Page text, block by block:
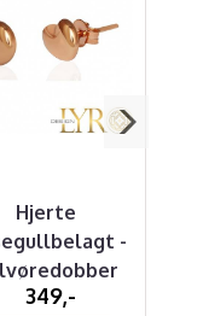
Hjerte
-
349,-